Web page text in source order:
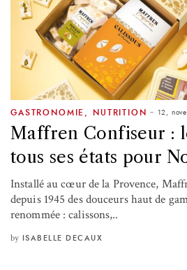
GASTRONOMIE NUTRITION 12,
Maffren Confiseur :
tous ses états pour
Installé au cœur de la Provence,
depuis 1945 des douceurs haut de
renommée : calissons,..
by ISABELLE DECAUX